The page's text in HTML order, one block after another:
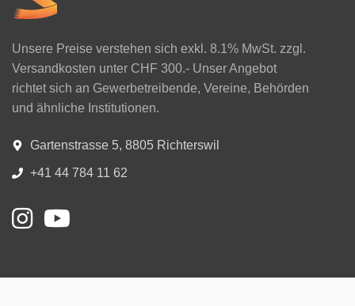
Unsere Preise verstehen sich exkl. 8.1% MwSt. zzgl.
Versandkosten unter CHF 300.- Unser Angebot
richtet sich an Gewerbetreibende, Vereine, Behörden
und ähnliche Institutionen.
Gartenstrasse 5, 8805 Richterswil
+41 44 784 11 62